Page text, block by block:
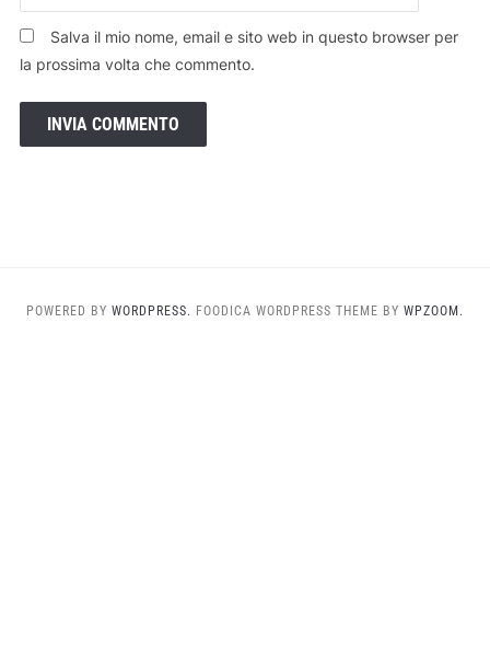
Salva il mio nome, email e sito web in questo browser per
la prossima volta che commento.
POWERED BY WORDPRESS. FOODICA WORDPRESS THEME BY WPZOOM.